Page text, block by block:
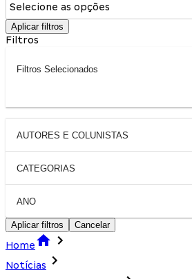
Selecione as opções
Aplicar filtros
Filtros
Filtros Selecionados
AUTORES E COLUNISTAS
CATEGORIAS
ANO
Aplicar filtros Cancelar
Home
Notícias